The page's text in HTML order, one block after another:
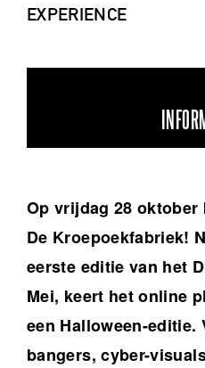
EXPERIENCE
Op vrijdag 28
De Kroepoekfabriek!
eerste editie van het
Mei, keert het online
een Halloween-editie.
bangers, cyber-